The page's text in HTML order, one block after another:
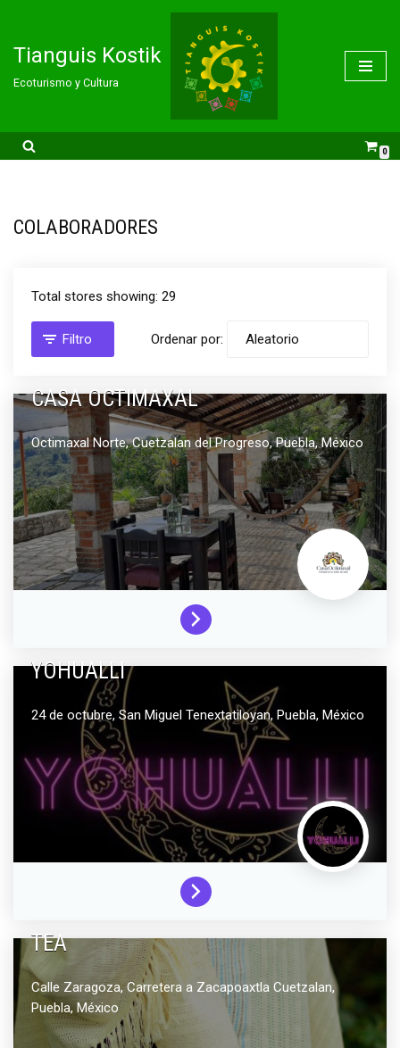
Saltar
contenido
Tianguis Kostik
Ecoturismo y Cultura
0
COLABORADORES
Total stores showing: 29
Filtro Ordenar por:
CASA OCTIMAXAL
Octimaxal Norte,Cuetzalan del Progreso,Puebla,México
YOHUALLI
24 de octubre, San Miguel Tenextatiloyan, Puebla, México
TEA
Calle Zaragoza, Carretera a Zacapoaxtla Cuetzalan,
Puebla, México